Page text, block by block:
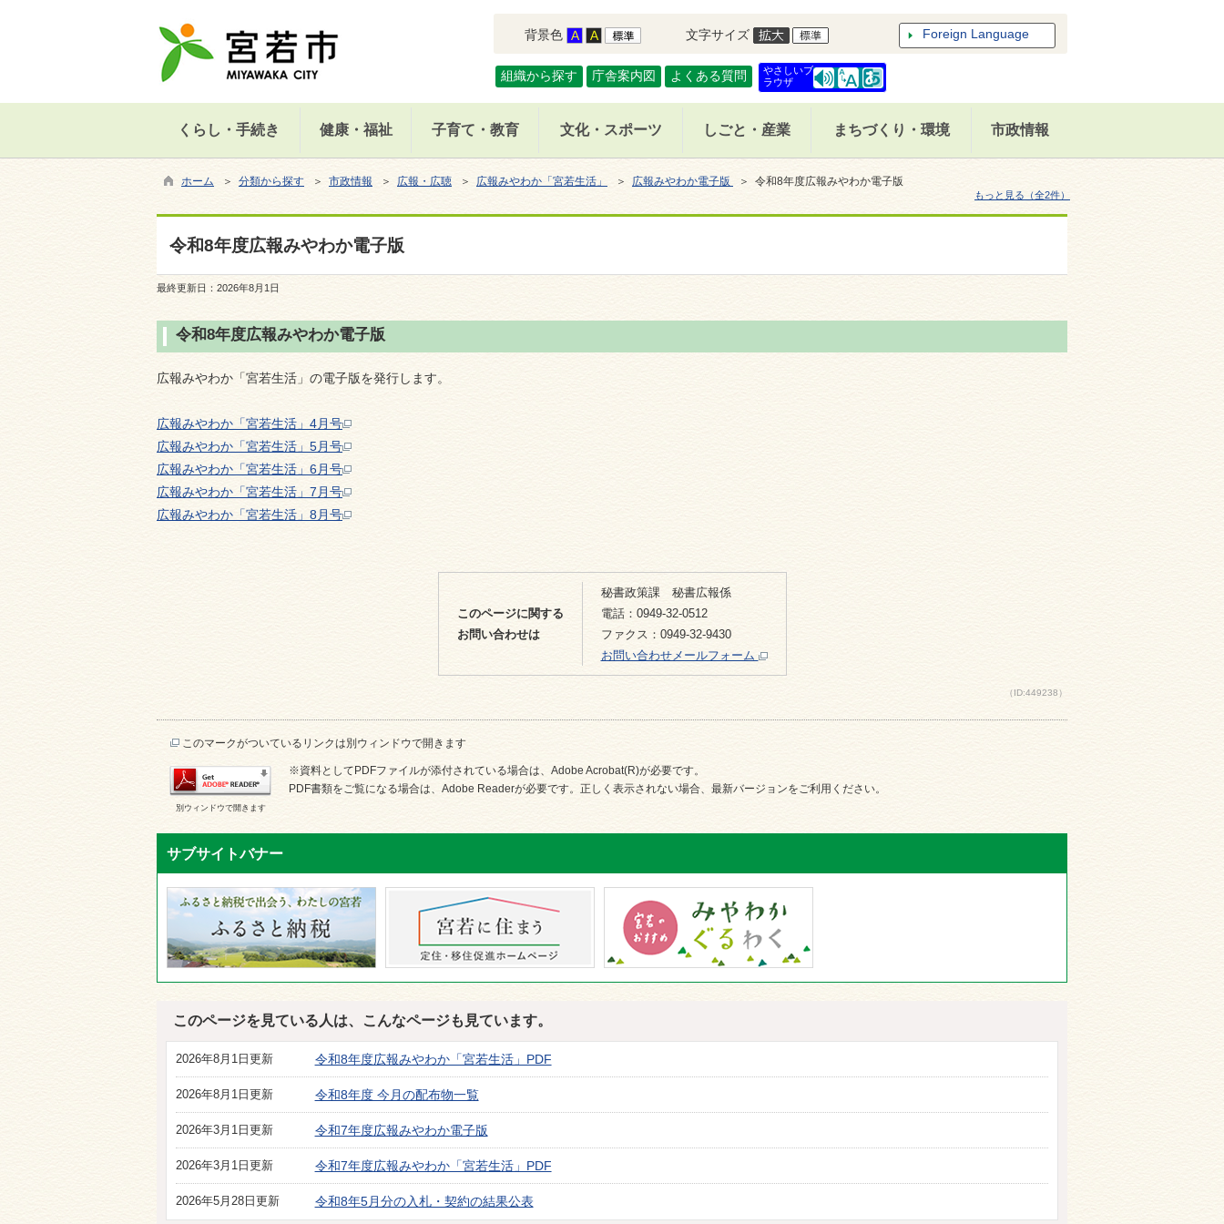
背景色 文字サイズ Foreign Language
組織から探す 庁舎案内図 よくある質問
やさしいブ
ラウザ
くらし・手続き 健康・福祉 子育て・教育 文化・スポーツ しごと・産業 まちづくり・環境 市政情報
ホーム ＞ 分類から探す ＞ 市政情報 ＞ 広報・広聴 ＞ 広報みやわか「宮若生活」 ＞ 広報みやわか電子版 ＞ 令和8年度広報みやわか電子版
もっと見る（全2件）
令和8年度広報みやわか電子版
最終更新日： 2026年8月1日
令和8年度広報みやわか電子版
広報みやわか「宮若生活」の電子版を発行します。
広報みやわか「宮若生活」4月号
広報みやわか「宮若生活」5月号
広報みやわか「宮若生活」6月号
広報みやわか「宮若生活」7月号
広報みやわか「宮若生活」8月号
このページに関する
お問い合わせは
秘書政策課 秘書広報係
電話：0949-32-0512
ファクス：0949-32-9430
お問い合わせメールフォーム
（ID:449238）
このマークがついているリンクは別ウィンドウで開きます
別ウィンドウで開きます
※資料としてPDFファイルが添付されている場合は、Adobe Acrobat(R)が必要です。
PDF書類をご覧になる場合は、Adobe Readerが必要です。正しく表示されない場合、最新バージョンをご利用ください。
サブサイトバナー
このページを見ている人は、こんなページも見ています。
2026年8月1日更新 令和8年度広報みやわか「宮若生活」PDF
2026年8月1日更新 令和8年度 今月の配布物一覧
2026年3月1日更新 令和7年度広報みやわか電子版
2026年3月1日更新 令和7年度広報みやわか「宮若生活」PDF
2026年5月28日更新 令和8年5月分の入札・契約の結果公表